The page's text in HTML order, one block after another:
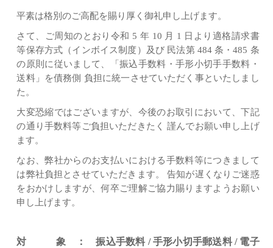
平素は格別のご高配を賜り厚く御礼申し上げます。
さて、ご周知のとおり令和 5 年 10 月 1 日より適格請求書
等保存方式（インボイス制度）及び 民法第 484 条・485 条
の原則に従いまして、「振込手数料・手形小切手手数料・
送料」を債務側 負担に統一させていただく事といたしまし
た。
大変恐縮ではございますが、今後のお取引において、下記
の通り手数料等ご負担いただきたく 謹んでお願い申し上げ
ます。
なお、弊社からのお支払いにおける手数料等につきまして
は弊社負担とさせていただきます。 告知が遅くなりご迷惑
をおかけしますが、何卒ご理解ご協力賜りますようお願い
申し上げます。
対 象 ： 振込手数料 / 手形小切手郵送料 / 電子